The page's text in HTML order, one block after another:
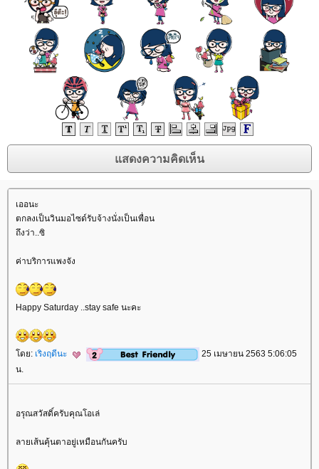
เออนะ
ตกลงเป็นวินมอไซด์รับจ้างนั่งเป็นเพื่อน
ถึงว่า..ซิ
ค่าบริการแพงจัง
Happy Saturday ..stay safe นะคะ
ดย: เริงฤดีนะ
25 เมษายน 2563 5:06:05
น.
อรุณสวัสดิ์ครับคุณโอเล่
ลายเส้นคุ้นตาอยู่เหมือนกันครับ